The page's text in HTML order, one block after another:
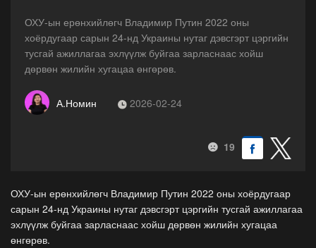
ОХУ-ын ерөнхийлөгч Владимир Путин 2022 оны
хоёрдугаар сарын 24-нд Украины нутаг дэвсгэрт цэргийн
тусгай ажиллагаа эхлүүлж буйгаа зарласнаас хойш
дөрвөн жилийн хугацаа өнгөрөв.
А.Номин 2026-02-24
19
ОХУ-ын ерөнхийлөгч Владимир Путин 2022 оны хоёрдугаар
сарын 24-нд Украины нутаг дэвсгэрт цэргийн тусгай ажиллагаа
эхлүүлж буйгаа зарласнаас хойш дөрвөн жилийн хугацаа
өнгөрөв.